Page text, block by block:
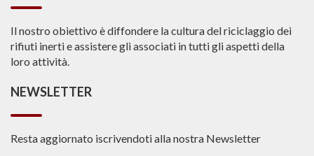
Il nostro obiettivo è diffondere la cultura del riciclaggio dei
rifiuti inerti e assistere gli associati in tutti gli aspetti della
loro attività.
NEWSLETTER
Resta aggiornato iscrivendoti alla nostra Newsletter